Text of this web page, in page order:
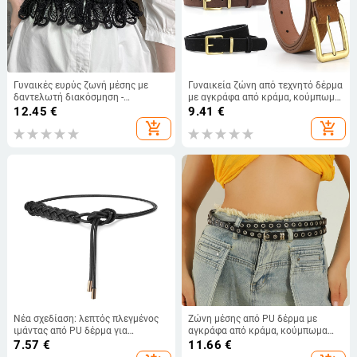
Γυναικές ευρύς ζωνή μέσης με
δαντελωτή διακόσμηση -
υφασμάτινο, κατάλληλη για
φορέματα, κομψή και ευέλικτη,
καλοκαίρι 2022
12.45 €
add_shopping_cart
Γυναικεία ζώνη από τεχνητό δέρμα
με αγκράφα από κράμα, κούμπωμα
με καρφί, πλάτος 2–4 εκ.,
ηλεκτροπλατιωμένο φινίρισμα
9.41 €
add_shopping_cart
Νέα σχεδίαση: λεπτός πλεγμένος
ιμάντας από PU δέρμα για
φορέματα και πουλόβερ,
διακοσμητικό, ρυθμιζόμενο μήκος
7.57 €
Ζώνη μέσης από PU δέρμα με
αγκράφα από κράμα, κούμπωμα
snap, διακοσμητικός διπλός
βρόχος, μοντέλο 1655, φθινόπωρο
11.66 €